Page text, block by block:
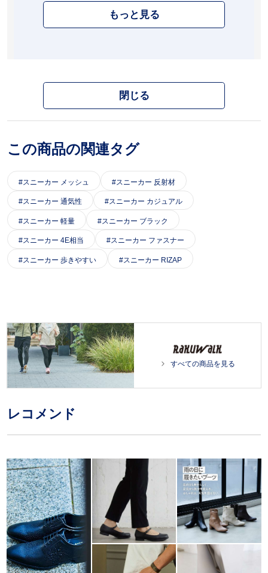
もっと見る
閉じる
この商品の関連タグ
スニーカー メッシュ スニーカー 反射材
スニーカー 通気性 スニーカー カジュアル
スニーカー 軽量 スニーカー ブラック
スニーカー 4E相当 スニーカー ファスナー
スニーカー 歩きやすい スニーカー RIZAP
すべての商品を見る
レコメンド